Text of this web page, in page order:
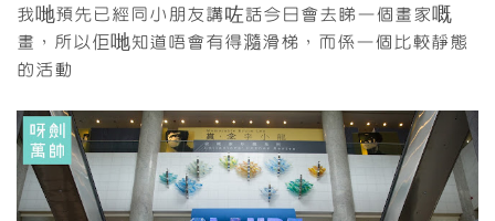
我哋預先已經同小朋友講咗話今日會去睇一個畫家嘅
畫，所以佢哋知道唔會有得瀡滑梯，而係一個比較靜態
的活動